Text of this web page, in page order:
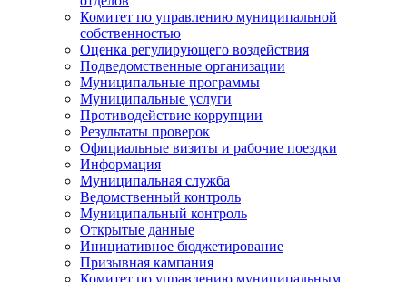
Комитет по управлению муниципальной
собственностью
Оценка регулирующего воздействия
Подведомственные организации
Муниципальные программы
Муниципальные услуги
Противодействие коррупции
Результаты проверок
Официальные визиты и рабочие поездки
Информация
Муниципальная служба
Ведомственный контроль
Муниципальный контроль
Открытые данные
Инициативное бюджетирование
Призывная кампания
Комитет по управлению муниципальным